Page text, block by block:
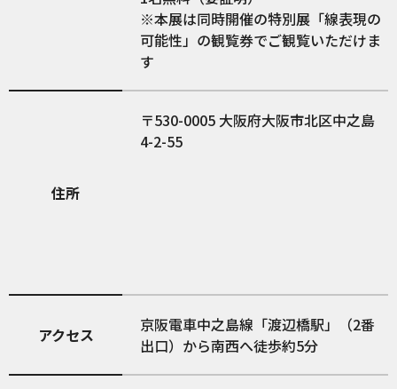
※本展は同時開催の特別展「線表現の
可能性」の観覧券でご観覧いただけま
す
住所
530-0005 大阪府大阪市北区中之島
4-2-55
アクセス
京阪電車中之島線「渡辺橋駅」（2番
出口）から南西へ徒歩約5分